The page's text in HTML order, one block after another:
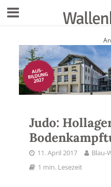
Judo:
11. April 2017
Blau-
1 min. Lesezeit